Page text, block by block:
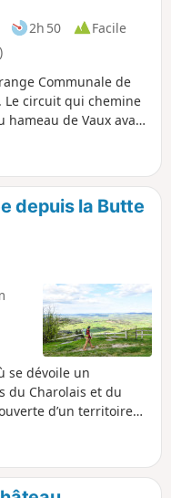
2h 50
Facile
Communale de
Le circuit qui chemine
de Vaux avant
depuis la Butte
se dévoile un
du Charolais et du
d’un territoire